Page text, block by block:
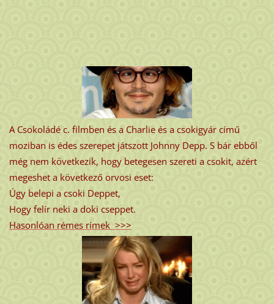
A Csokoládé c. filmben és a Charlie és a csokigyár című
moziban is édes szerepet játszott Johnny Depp. S bár ebből
még nem következik, hogy betegesen szereti a csokit, azért
megeshet a következő orvosi eset:
Úgy belepi a csoki Deppet,
Hogy felír neki a doki cseppet.
Hasonlóan rémes rímek >>>